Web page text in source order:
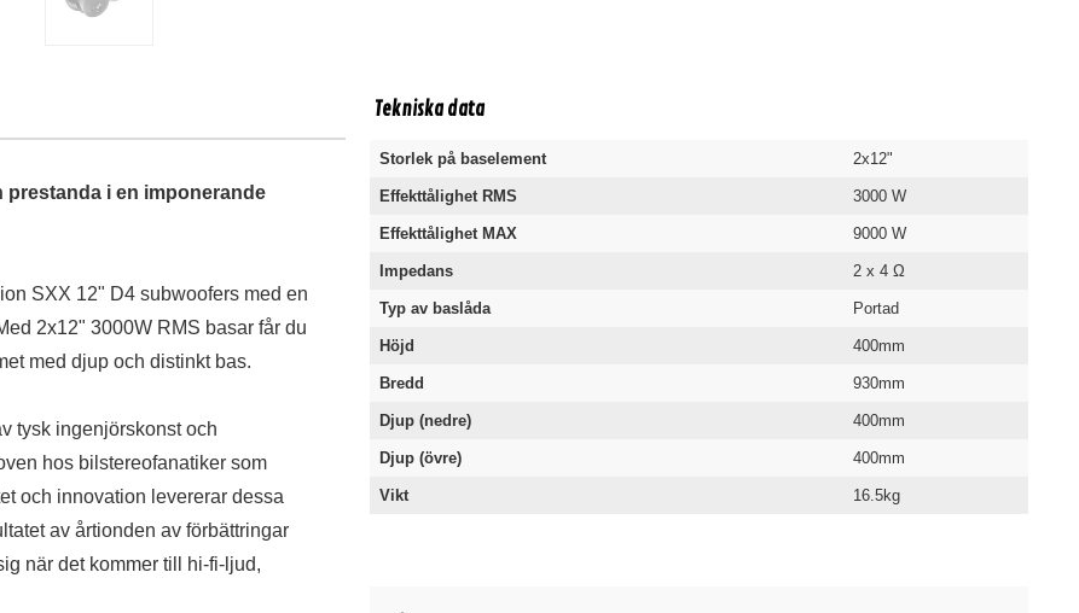
prestanda i en imponerande
SXX 12" D4 subwoofers med en
2x12" 3000W RMS basar får du
med djup och distinkt bas.
tysk ingenjörskonst och
hos bilstereofanatiker som
och innovation levererar dessa
av årtionden av förbättringar
när det kommer till hi-fi-ljud,
Tekniska data
Storlek på baselement 2x12"
Effekttålighet RMS 3000 W
Effekttålighet MAX 9000 W
Impedans 2 x 4 Ω
Typ av baslåda Portad
Höjd 400mm
Bredd 930mm
Djup (nedre) 400mm
Djup (övre) 400mm
Vikt 16.5kg